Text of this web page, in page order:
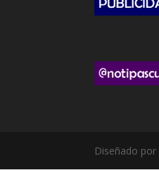
Diseñado por